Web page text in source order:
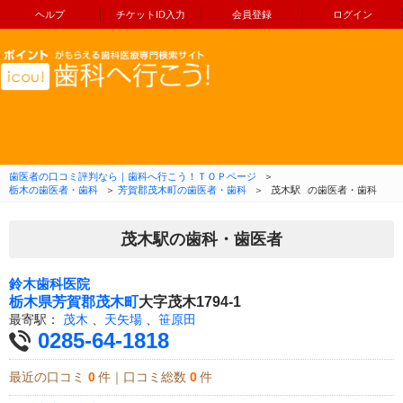
ヘルプ チケットID入力 会員登録 ログイン
コンテンツへ移動
歯医者の口コミ評判なら｜歯科へ行こう！ＴＯＰページ
＞
栃木の歯医者・歯科
＞ 芳賀郡茂木町の歯医者・歯科 ＞ 茂木駅 の歯医者・歯科
茂木駅の歯科・歯医者
鈴木歯科医院
栃木県芳賀郡茂木町大字茂木1794-1
最寄駅： 茂木 天矢場 笹原田
0285-64-1818
最近の口コミ 0 件｜口コミ総数 0 件